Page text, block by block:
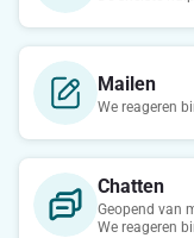
Mailen
We reageren
Chatten
Geopend van
We reageren